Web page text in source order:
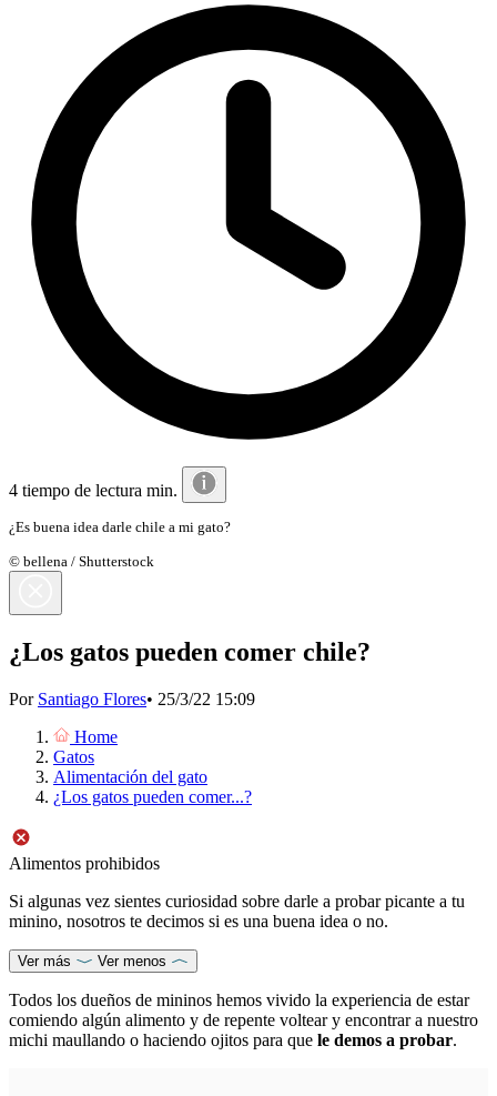
4 tiempo de lectura min.
¿Es buena idea darle chile a mi gato?
© bellena / Shutterstock
¿Los gatos pueden comer chile?
Por Santiago Flores• 25/3/22 15:09
Home
Gatos
Alimentación del gato
¿Los gatos pueden comer...?
Alimentos prohibidos
Si algunas vez sientes curiosidad sobre darle a probar picante a tu
minino, nosotros te decimos si es una buena idea o no.
Ver más Ver menos
Todos los dueños de mininos hemos vivido la experiencia de estar
comiendo algún alimento y de repente voltear y encontrar a nuestro
michi maullando o haciendo ojitos para que le demos a probar.